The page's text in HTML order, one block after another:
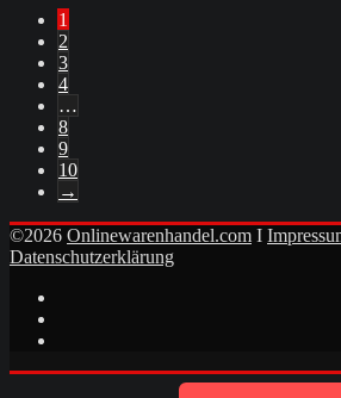
1
2
3
4
…
8
9
10
→
©2026 Onlinewarenhandel.com I
Datenschutzerklärung